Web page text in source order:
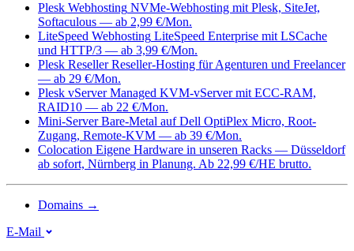
Plesk Webhosting NVMe-Webhosting mit Plesk, SiteJet,
Softaculous — ab 2,99 €/Mon.
LiteSpeed Webhosting LiteSpeed Enterprise mit LSCache
und HTTP/3 — ab 3,99 €/Mon.
Plesk Reseller Reseller-Hosting für Agenturen und Freelancer
— ab 29 €/Mon.
Plesk vServer Managed KVM-vServer mit ECC-RAM,
RAID10 — ab 22 €/Mon.
Mini-Server Bare-Metal auf Dell OptiPlex Micro, Root-
Zugang, Remote-KVM — ab 39 €/Mon.
Colocation Eigene Hardware in unseren Racks — Düsseldorf
ab sofort, Nürnberg in Planung. Ab 22,99 €/HE brutto.
Domains →
E-Mail